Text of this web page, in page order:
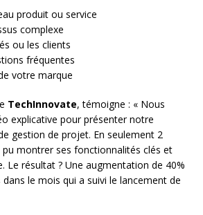
produit ou service
complexe
ou les clients
fréquentes
votre marque
TechInnovate, témoigne : « Nous
explicative pour présenter notre
gestion de projet. En seulement 2
montrer ses fonctionnalités clés et
Le résultat ? Une augmentation de 40%
le mois qui a suivi le lancement de